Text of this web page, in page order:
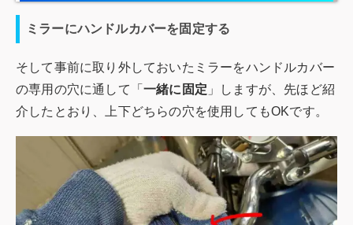
ミラーにハンドルカバーを固定する
そして事前に取り外しておいたミラーをハンドルカバー
の専用の穴に通して「 一緒に固定 」しますが、先ほど紹
介したとおり、上下どちらの穴を使用してもOKです。